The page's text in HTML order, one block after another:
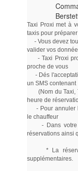
Taxi Proxi met à
taxis pour
- Vous devez
valider vos
- Taxi Proxi
proche de vous
- Dés
un SMS contenant
(Nom du Taxi,
heure de
- Pour annuler
le chauffeur
- Dans votre
réservations ainsi
* La
supplémentaires.